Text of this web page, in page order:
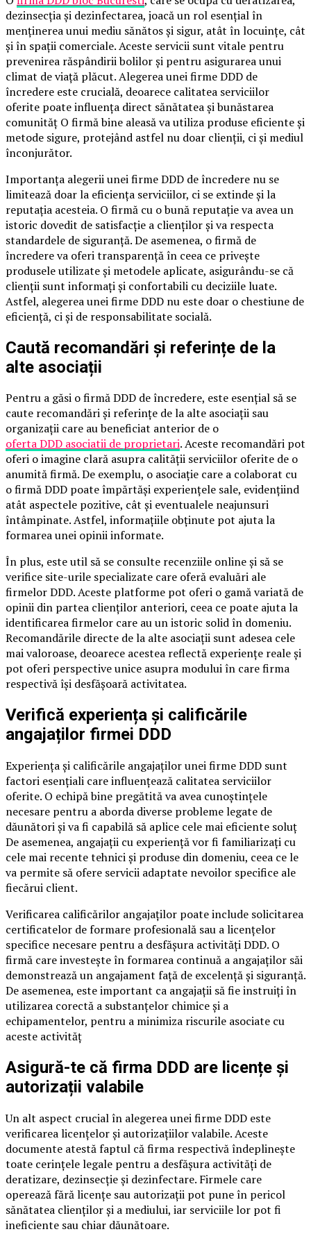
dezinsecția și dezinfectarea, joacă un rol esențial în
menținerea unui mediu sănătos și sigur, atât în locuințe, cât
și în spații comerciale. Aceste servicii sunt vitale pentru
prevenirea răspândirii bolilor și pentru asigurarea unui
climat de viață plăcut. Alegerea unei firme DDD de
încredere este crucială, deoarece calitatea serviciilor
oferite poate influența direct sănătatea și bunăstarea
comunităț O firmă bine aleasă va utiliza produse eficiente și
metode sigure, protejând astfel nu doar clienții, ci și mediul
înconjurător.
Importanța alegerii unei firme DDD de încredere nu se
limitează doar la eficiența serviciilor, ci se extinde și la
reputația acesteia. O firmă cu o bună reputație va avea un
istoric dovedit de satisfacție a clienților și va respecta
standardele de siguranță. De asemenea, o firmă de
încredere va oferi transparență în ceea ce privește
produsele utilizate și metodele aplicate, asigurându-se că
clienții sunt informați și confortabili cu deciziile luate.
Astfel, alegerea unei firme DDD nu este doar o chestiune de
eficiență, ci și de responsabilitate socială.
Caută recomandări și referințe de la
alte asociații
Pentru a găsi o firmă DDD de încredere, este esențial să se
caute recomandări și referințe de la alte asociații sau
organizații care au beneficiat anterior de o
oferta DDD asociatii de proprietari. Aceste recomandări pot
oferi o imagine clară asupra calității serviciilor oferite de o
anumită firmă. De exemplu, o asociație care a colaborat cu
o firmă DDD poate împărtăși experiențele sale, evidențiind
atât aspectele pozitive, cât și eventualele neajunsuri
întâmpinate. Astfel, informațiile obținute pot ajuta la
formarea unei opinii informate.
În plus, este util să se consulte recenziile online și să se
verifice site-urile specializate care oferă evaluări ale
firmelor DDD. Aceste platforme pot oferi o gamă variată de
opinii din partea clienților anteriori, ceea ce poate ajuta la
identificarea firmelor care au un istoric solid în domeniu.
Recomandările directe de la alte asociații sunt adesea cele
mai valoroase, deoarece acestea reflectă experiențe reale și
pot oferi perspective unice asupra modului în care firma
respectivă își desfășoară activitatea.
Verifică experiența și calificările
angajaților firmei DDD
Experiența și calificările angajaților unei firme DDD sunt
factori esențiali care influențează calitatea serviciilor
oferite. O echipă bine pregătită va avea cunoștințele
necesare pentru a aborda diverse probleme legate de
dăunători și va fi capabilă să aplice cele mai eficiente soluț
De asemenea, angajații cu experiență vor fi familiarizați cu
cele mai recente tehnici și produse din domeniu, ceea ce le
va permite să ofere servicii adaptate nevoilor specifice ale
fiecărui client.
Verificarea calificărilor angajaților poate include solicitarea
certificatelor de formare profesională sau a licențelor
specifice necesare pentru a desfășura activități DDD. O
firmă care investește în formarea continuă a angajaților săi
demonstrează un angajament față de excelență și siguranță.
De asemenea, este important ca angajații să fie instruiți în
utilizarea corectă a substanțelor chimice și a
echipamentelor, pentru a minimiza riscurile asociate cu
aceste activităț
Asigură-te că firma DDD are licențe și
autorizații valabile
Un alt aspect crucial în alegerea unei firme DDD este
verificarea licențelor și autorizațiilor valabile. Aceste
documente atestă faptul că firma respectivă îndeplinește
toate cerințele legale pentru a desfășura activități de
deratizare, dezinsecție și dezinfectare. Firmele care
operează fără licențe sau autorizații pot pune în pericol
sănătatea clienților și a mediului, iar serviciile lor pot fi
ineficiente sau chiar dăunătoare.